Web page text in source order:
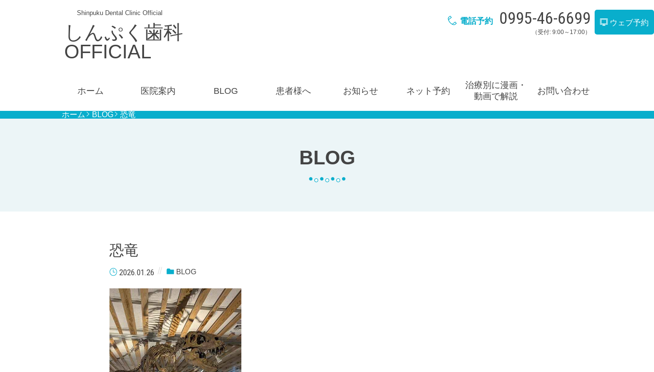
Shinpuku Dental Clinic Official
しんぷく歯科
OFFICIAL
電話予約 0995-46-6699
（受付: 9:00～17:00）
ウェブ予約
ホーム 医院案内 BLOG 患者様へ お知らせ ネット予約
治療別に漫画・
動画で解説
お問い合わせ
BLOG
ホーム BLOG 恐竜
恐竜
2026.01.26 BLOG